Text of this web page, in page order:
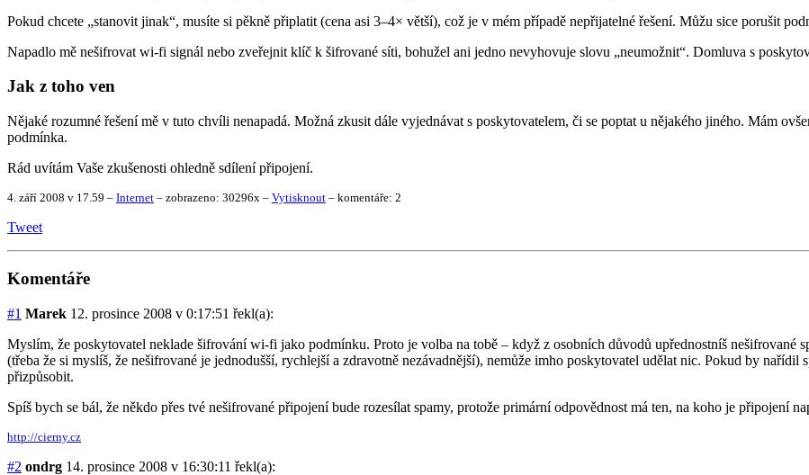
Pokud chcete „stanovit jinak“, musíte si pěkně připlatit (cena asi 3–4× větší), což je v mém případě nepřijatelné řešení. Můžu sice porušit
Napadlo mě nešifrovat wi-fi signál nebo zveřejnit klíč k šifrované síti, bohužel ani jedno nevyhovuje slovu „neumožnit“. Domluva s
Jak z toho ven
Nějaké rozumné řešení mě v tuto chvíli nenapadá. Možná zkusit dále vyjednávat s poskytovatelem, či se poptat u nějakého jiného. Mám
podmínka.
Rád uvítám Vaše zkušenosti ohledně sdílení připojení.
4. září 2008 v 17.59 – Internet – zobrazeno: 30296x – Vytisknout – komentáře: 2
Tweet
Komentáře
#1 Marek 12. prosince 2008 v 0:17:51 řekl(a):
Myslím, že poskytovatel neklade šifrování wi-fi jako podmínku. Proto je volba na tobě – když z osobních důvodů upřednostníš nešifrované
(třeba že si myslíš, že nešifrované je jednodušší, rychlejší a zdravotně nezávadnější), nemůže imho poskytovatel udělat nic. Pokud by
přizpůsobit.
Spíš bych se bál, že někdo přes tvé nešifrované připojení bude rozesílat spamy, protože primární odpovědnost má ten, na koho je připojení
http://cierny.cz
#2 ondrg 14. prosince 2008 v 16:30:11 řekl(a):